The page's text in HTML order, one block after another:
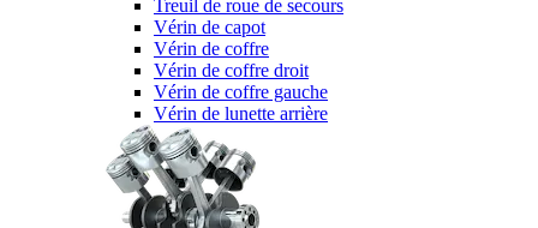
Treuil de roue de secours
Vérin de capot
Vérin de coffre
Vérin de coffre droit
Vérin de coffre gauche
Vérin de lunette arrière